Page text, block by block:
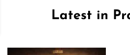
Latest in